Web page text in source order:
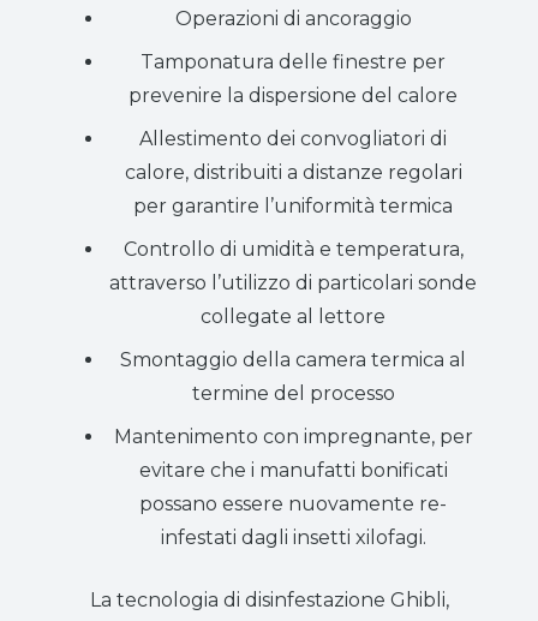
Operazioni di ancoraggio
Tamponatura delle finestre per
prevenire la dispersione del calore
Allestimento dei convogliatori di
calore, distribuiti a distanze regolari
per garantire l’uniformità termica
Controllo di umidità e temperatura,
attraverso l’utilizzo di particolari sonde
collegate al lettore
Smontaggio della camera termica al
termine del processo
Mantenimento con impregnante, per
evitare che i manufatti bonificati
possano essere nuovamente re-
infestati dagli insetti xilofagi.
La tecnologia di disinfestazione Ghibli,